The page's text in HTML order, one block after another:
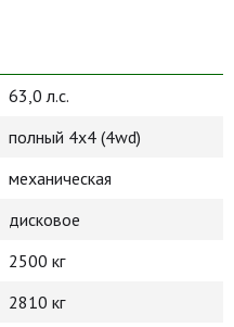
63,0 л.с.
полный 4х4 (4wd)
механическая
дисковое
2500 кг
2810 кг